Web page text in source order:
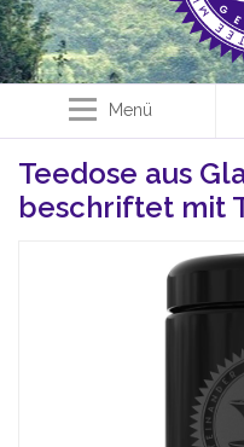
Menü
Teedose aus
beschriftet mit